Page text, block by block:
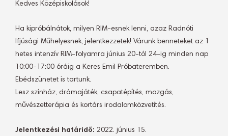
Kedves Középiskolások!
Ha kipróbálnátok, milyen RIM-esnek lenni, azaz Radnóti
Ifjúsági Műhelyesnek, jelentkezzetek! Várunk benneteket az 1
hetes intenzív RIM-folyamra június 20-tól 24-ig minden nap
10:00-17:00 óráig a Keres Emil Próbateremben.
Ebédszünetet is tartunk.
Lesz színház, drámajáték, csapatépítés, mozgás,
művészetterápia és kortárs irodalomközvetítés.
Jelentkezési határidő: 2022. június 15.